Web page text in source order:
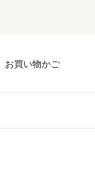
お買い物かご